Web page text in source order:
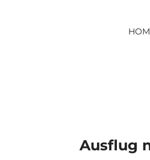
Ausflug